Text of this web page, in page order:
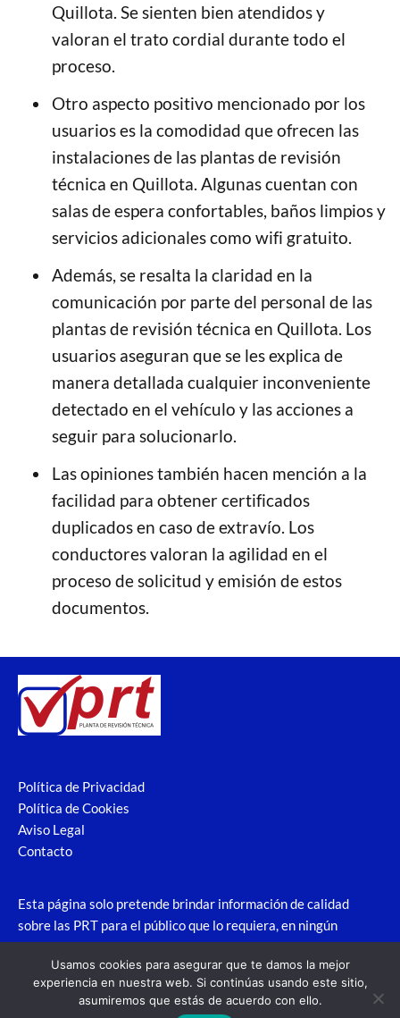
Quillota. Se sienten bien atendidos y
valoran el trato cordial durante todo el
proceso.
Otro aspecto positivo mencionado por los
usuarios es la comodidad que ofrecen las
instalaciones de las plantas de revisión
técnica en Quillota. Algunas cuentan con
salas de espera confortables, baños limpios y
servicios adicionales como wifi gratuito.
Además, se resalta la claridad en la
comunicación por parte del personal de las
plantas de revisión técnica en Quillota. Los
usuarios aseguran que se les explica de
manera detallada cualquier inconveniente
detectado en el vehículo y las acciones a
seguir para solucionarlo.
Las opiniones también hacen mención a la
facilidad para obtener certificados
duplicados en caso de extravío. Los
conductores valoran la agilidad en el
proceso de solicitud y emisión de estos
documentos.
Política de Privacidad
Política de Cookies
Aviso Legal
Contacto
Esta página solo pretende brindar información de calidad
sobre las PRT para el público que lo requiera, en ningún
caso pretende suplantar la identidad de la web oficial ni
nada similar.
Usamos cookies para asegurar que te damos la mejor
experiencia en nuestra web. Si continúas usando este sitio,
asumiremos que estás de acuerdo con ello.